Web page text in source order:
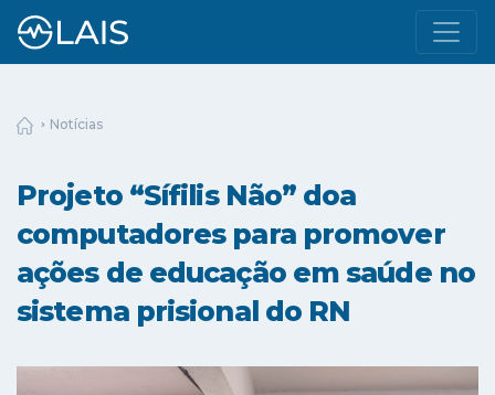
Notícias
Projeto “Sífilis Não” doa
computadores para promover
ações de educação em saúde no
sistema prisional do RN